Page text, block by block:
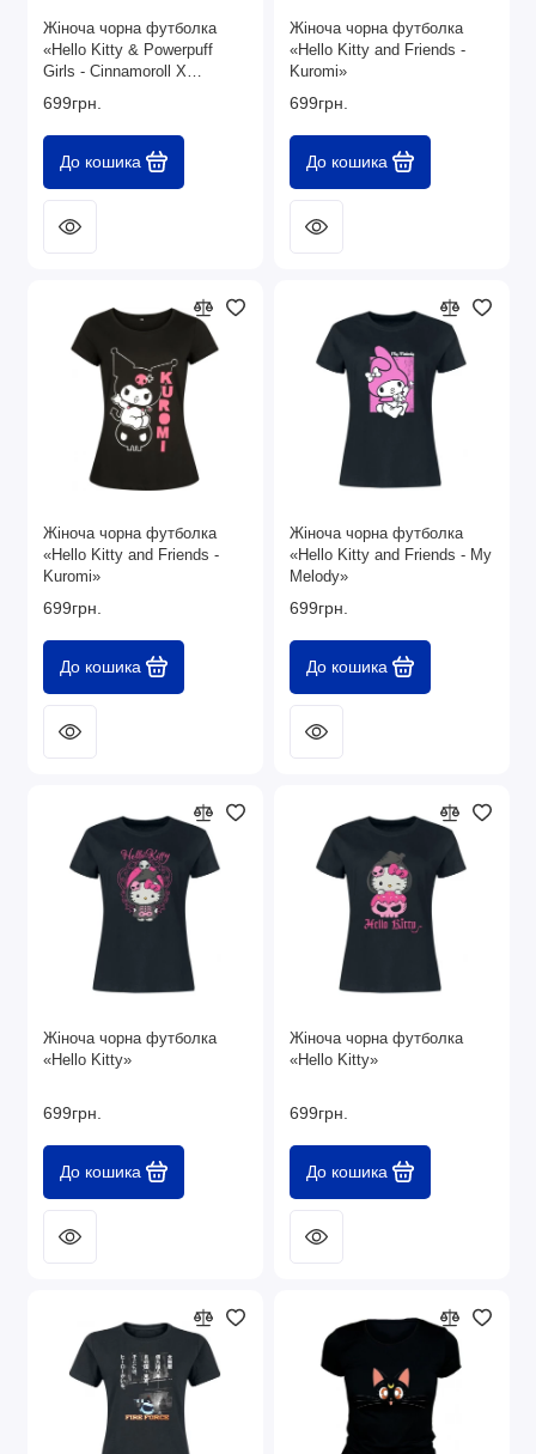
Жіноча чорна футболка
«Hello Kitty & Powerpuff
Girls - Cinnamoroll X
Bubbles Exclusive Yes»
699грн.
До кошика
Жіноча чорна футболка
«Hello Kitty and Friends -
Kuromi»
699грн.
До кошика
Жіноча чорна футболка
«Hello Kitty and Friends -
Kuromi»
699грн.
До кошика
Жіноча чорна футболка
«Hello Kitty and Friends - My
Melody»
699грн.
До кошика
Жіноча чорна футболка
«Hello Kitty»
699грн.
До кошика
Жіноча чорна футболка
«Hello Kitty»
699грн.
До кошика